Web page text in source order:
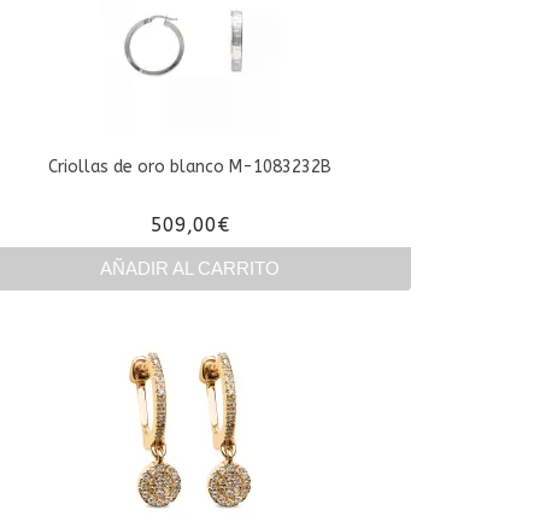
Criollas de oro blanco M-1083232B
509,00€
AÑADIR AL CARRITO